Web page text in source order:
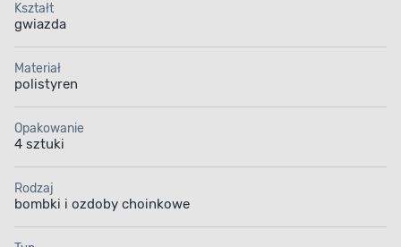
Kształt
gwiazda
Materiał
polistyren
Opakowanie
4 sztuki
Rodzaj
bombki i ozdoby choinkowe